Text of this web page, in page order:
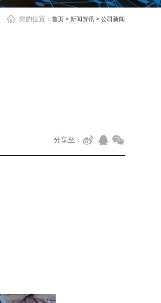
您的位置： 首页 > 新闻资讯 > 公司新闻
分享至：